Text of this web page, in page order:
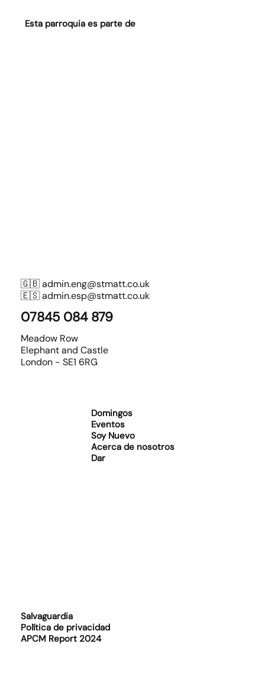
Esta parroquia es parte de
🇬🇧admin.eng@stmatt.co.uk
🇪🇸admin.esp@stmatt.co.uk
07845 084 879
Meadow Row
Elephant and Castle
London - SE1 6RG
Domingos
Eventos
Soy Nuevo
Acerca de nosotros
Dar
Salvaguardia
Política de privacidad
APCM Report 2024